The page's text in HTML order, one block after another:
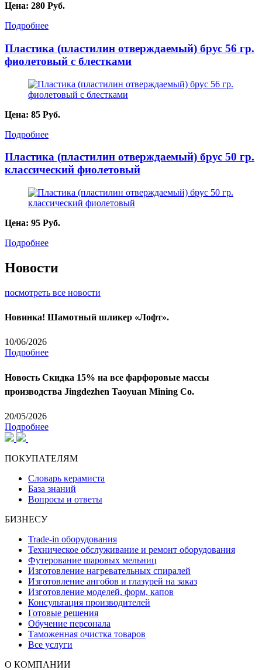
Цена: 280 Руб.
Подробнее
Пластика (пластилин отверждаемый) брус 56 гр.
фиолетовый с блестками
Цена: 85 Руб.
Подробнее
Пластика (пластилин отверждаемый) брус 50 гр.
классический фиолетовый
Цена: 95 Руб.
Подробнее
Новости
посмотреть все новости
Новинка! Шамотный шликер «Лофт».
10/06/2026
Подробнее
Новость Скидка 15% на все фарфоровые массы
производства Jingdezhen Taoyuan Mining Co.
20/05/2026
Подробнее
ПОКУПАТЕЛЯМ
Словарь керамиста
База знаний
Вопросы и ответы
БИЗНЕСУ
Trade-in оборудования
Техническое обслуживание и ремонт оборудования
Футерование шаровых мельниц
Изготовление нагревательных спиралей
Изготовление ангобов и глазурей на заказ
Изготовление моделей, форм, капов
Консультация производителей
Готовые решения
Обучение персонала
Таможенная очистка товаров
Все услуги
О КОМПАНИИ